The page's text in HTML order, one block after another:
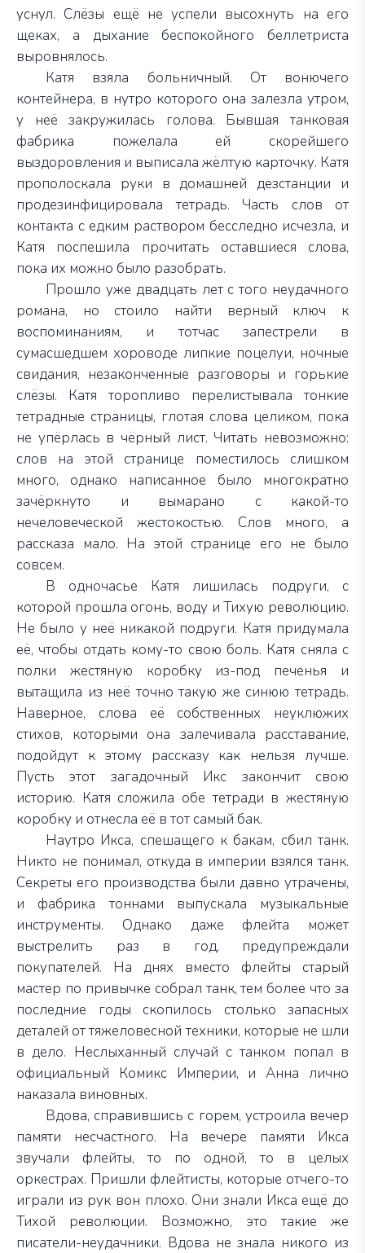
уснул. Слёзы ещё не успели высохнуть на его
щеках, а дыхание беспокойного беллетриста
выровнялось.
Катя взяла больничный. От вонючего
контейнера, в нутро которого она залезла утром,
у неё закружилась голова. Бывшая танковая
фабрика пожелала ей скорейшего
выздоровления и выписала жёлтую карточку. Катя
прополоскала руки в домашней дезстанции и
продезинфицировала тетрадь. Часть слов от
контакта с едким раствором бесследно исчезла, и
Катя поспешила прочитать оставшиеся слова,
пока их можно было разобрать.
Прошло уже двадцать лет с того неудачного
романа, но стоило найти верный ключ к
воспоминаниям, и тотчас запестрели в
сумасшедшем хороводе липкие поцелуи, ночные
свидания, незаконченные разговоры и горькие
слёзы. Катя торопливо перелистывала тонкие
тетрадные страницы, глотая слова целиком, пока
не упёрлась в чёрный лист. Читать невозможно:
слов на этой странице поместилось слишком
много, однако написанное было многократно
зачёркнуто и вымарано с какой-то
нечеловеческой жестокостью. Слов много, а
рассказа мало. На этой странице его не было
совсем.
В одночасье Катя лишилась подруги, с
которой прошла огонь, воду и Тихую революцию.
Не было у неё никакой подруги. Катя придумала
её, чтобы отдать кому-то свою боль. Катя сняла с
полки жестяную коробку из-под печенья и
вытащила из неё точно такую же синюю тетрадь.
Наверное, слова её собственных неуклюжих
стихов, которыми она залечивала расставание,
подойдут к этому рассказу как нельзя лучше.
Пусть этот загадочный Икс закончит свою
историю. Катя сложила обе тетради в жестяную
коробку и отнесла её в тот самый бак.
Наутро Икса, спешащего к бакам, сбил танк.
Никто не понимал, откуда в империи взялся танк.
Секреты его производства были давно утрачены,
и фабрика тоннами выпускала музыкальные
инструменты. Однако даже флейта может
выстрелить раз в год, предупреждали
покупателей. На днях вместо флейты старый
мастер по привычке собрал танк, тем более что за
последние годы скопилось столько запасных
деталей от тяжеловесной техники, которые не шли
в дело. Неслыханный случай с танком попал в
официальный Комикс Империи, и Анна лично
наказала виновных.
Вдова, справившись с горем, устроила вечер
памяти несчастного. На вечере памяти Икса
звучали флейты, то по одной, то в целых
оркестрах. Пришли флейтисты, которые отчего-то
играли из рук вон плохо. Они знали Икса ещё до
Тихой революции. Возможно, это такие же
писатели-неудачники. Вдова не знала никого из